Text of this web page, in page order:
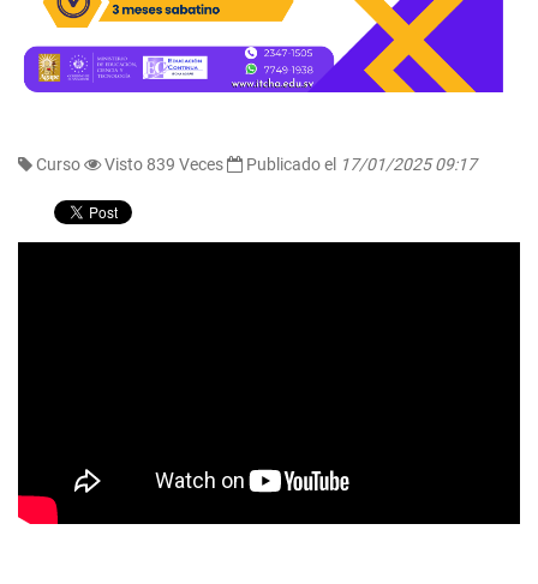
Curso Visto 839 Veces Publicado el 17/01/2025 09:17